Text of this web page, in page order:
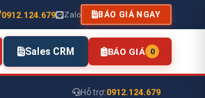
0912.124.679 Zalo BÁO GIÁ NGAY
Sales CRM BÁO GIÁ 0
Hỗ trợ:0912.124.679